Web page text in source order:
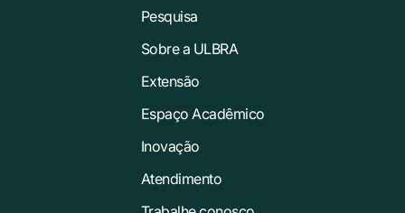
Pesquisa
Sobre a ULBRA
Extensão
Espaço Acadêmico
Inovação
Atendimento